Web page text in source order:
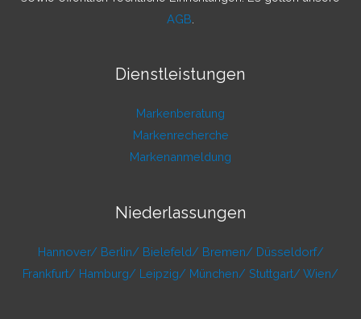
AGB
Dienstleistungen
Markenberatung
Markenrecherche
Markenanmeldung
Niederlassungen
Hannover/ Berlin/ Bielefeld/ Bremen/ Düsseldorf/
Frankfurt/ Hamburg/ Leipzig/ München/ Stuttgart/ Wien/